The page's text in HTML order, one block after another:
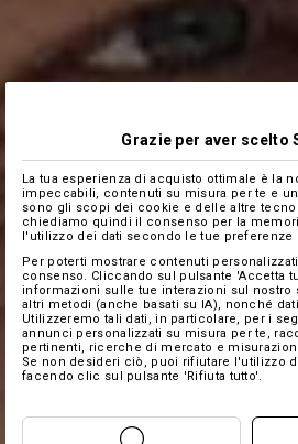
Grazie per aver scelto
La tua esperienza di acquisto ottimale è la
impeccabili, contenuti su misura per te e
sono gli scopi dei cookie e delle altre
chiediamo quindi il consenso per la
l'utilizzo dei dati secondo le tue preferenze
Per poterti mostrare contenuti
consenso. Cliccando sul pulsante 'Accetta
informazioni sulle tue interazioni sul nostro
altri metodi (anche basati su IA), nonché
Utilizzeremo tali dati, in particolare, per i
annunci personalizzati su misura per te,
pertinenti, ricerche di mercato e
Se non desideri ciò, puoi rifiutare l'utilizzo
facendo clic sul pulsante 'Rifiuta tutto'.